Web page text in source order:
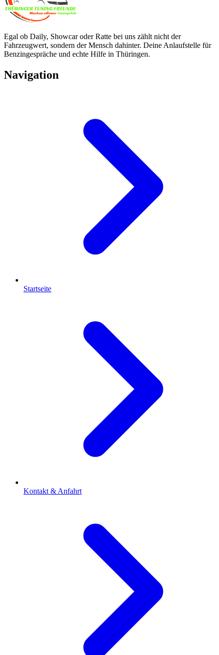
Egal ob Daily, Showcar oder Ratte bei uns zählt nicht der
Fahrzeugwert, sondern der Mensch dahinter. Deine Anlaufstelle für
Benzingespräche und echte Hilfe in Thüringen.
Navigation
Startseite
Kontakt & Anfahrt